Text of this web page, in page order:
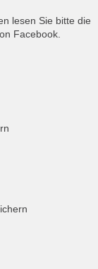
lesen Sie bitte die
Facebook.